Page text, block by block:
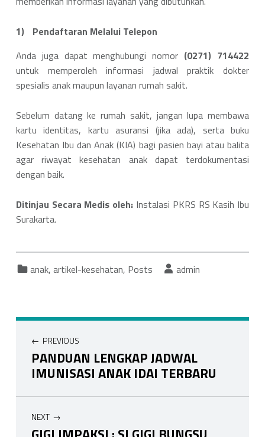
Pendaftaran Melalui Telepon
Anda juga dapat menghubungi nomor (0271) 714422
untuk memperoleh informasi jadwal praktik dokter
spesialis anak maupun layanan rumah sakit.
Sebelum datang ke rumah sakit, jangan lupa membawa
kartu identitas, kartu asuransi (jika ada), serta buku
Kesehatan Ibu dan Anak (KIA) bagi pasien bayi atau balita
agar riwayat kesehatan anak dapat terdokumentasi
dengan baik.
Ditinjau Secara Medis oleh: Instalasi PKRS RS Kasih Ibu
Surakarta.
anak, artikel-kesehatan, Posts admin
Navigasi pos
PREVIOUS
PANDUAN LENGKAP JADWAL
IMUNISASI ANAK IDAI TERBARU
NEXT